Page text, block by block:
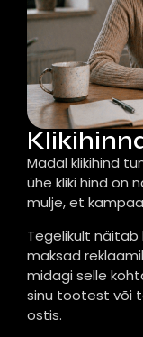
Madal klikihind
ühe kliki hind on
mulje, et
Tegelikult näitab
maksad
midagi selle
sinu tootest või
ostis.